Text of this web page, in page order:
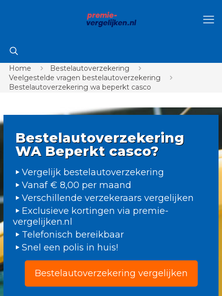
Home
Bestelautoverzekering
Veelgestelde vragen bestelautoverzekering
Bestelautoverzekering wa beperkt casco
Bestelautoverzekering
WA Beperkt casco?
Vergelijk bestelautoverzekering
Vanaf € 8,00 per maand
Verschillende verzekeraars vergelijken
Exclusieve kortingen via premie-
vergelijken.nl
Telefonisch bereikbaar
Snel een polis in huis!
Bestelautoverzekering vergelijken